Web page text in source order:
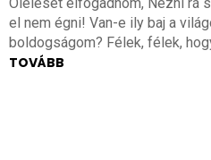
el nem égni! Van-e ily baj a
boldogságom? Félek, félek,
TOVÁBB